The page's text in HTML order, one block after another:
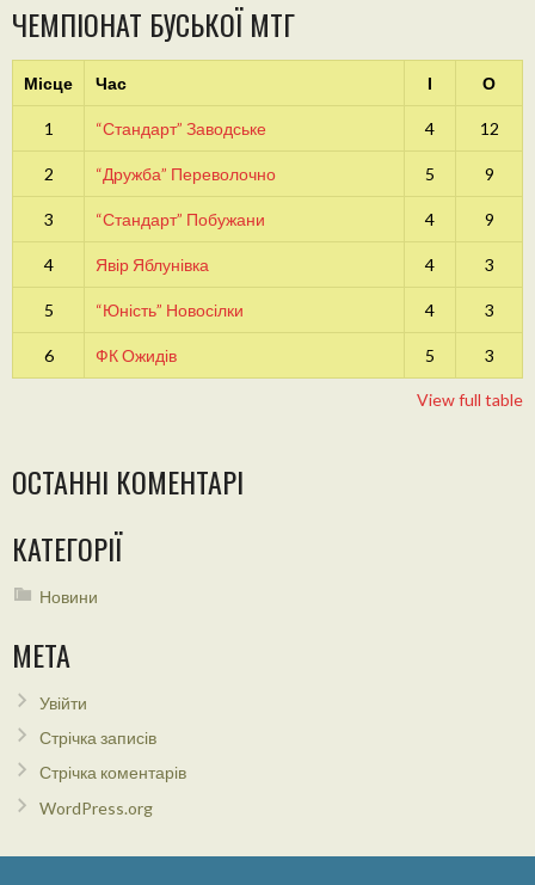
ЧЕМПІОНАТ БУСЬКОЇ МТГ
Місце Час І О
1 “Стандарт” Заводське 4 12
2 “Дружба” Переволочно 5 9
3 “Стандарт” Побужани 4 9
4 Явір Яблунівка 4 3
5 “Юність” Новосілки 4 3
6 ФК Ожидів 5 3
View full table
ОСТАННІ КОМЕНТАРІ
КАТЕГОРІЇ
Новини
МЕТА
Увійти
Стрічка записів
Стрічка коментарів
WordPress.org